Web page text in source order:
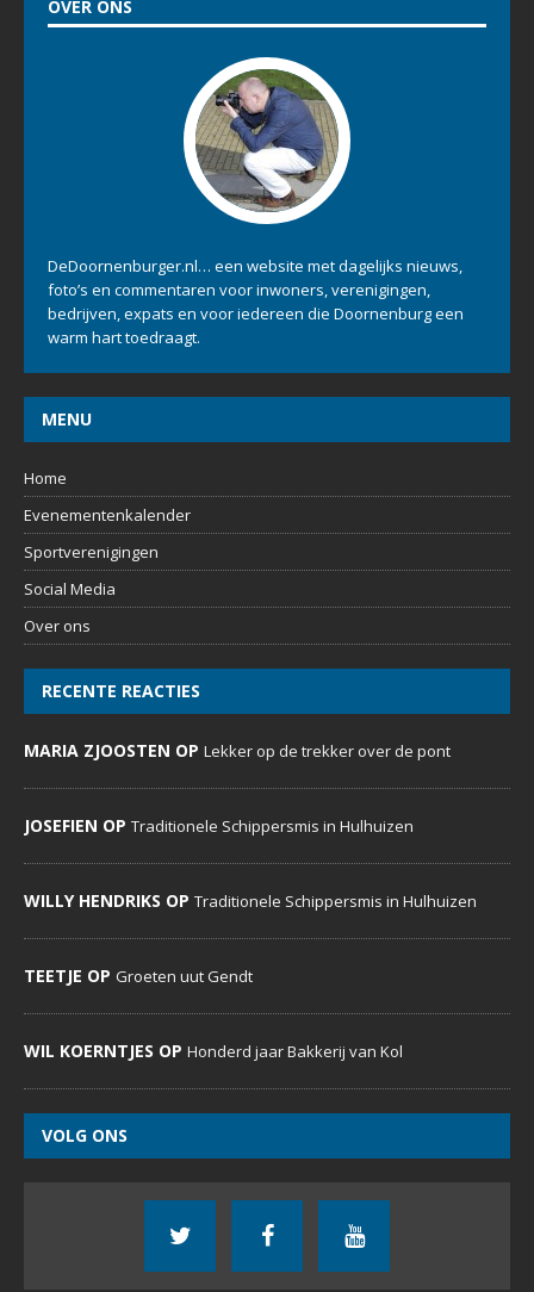
OVER ONS
DeDoornenburger.nl… een website met dagelijks nieuws,
foto’s en commentaren voor inwoners, verenigingen,
bedrijven, expats en voor iedereen die Doornenburg een
warm hart toedraagt.
MENU
Home
Evenementenkalender
Sportverenigingen
Social Media
Over ons
RECENTE REACTIES
MARIA ZJOOSTEN OP Lekker op de trekker over de pont
JOSEFIEN OP Traditionele Schippersmis in Hulhuizen
WILLY HENDRIKS OP Traditionele Schippersmis in Hulhuizen
TEETJE OP Groeten uut Gendt
WIL KOERNTJES OP Honderd jaar Bakkerij van Kol
VOLG ONS